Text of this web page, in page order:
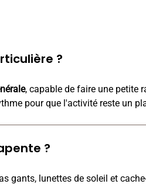
?
, capable de faire une petite
pour que l'activité reste un
?
gants, lunettes de soleil et